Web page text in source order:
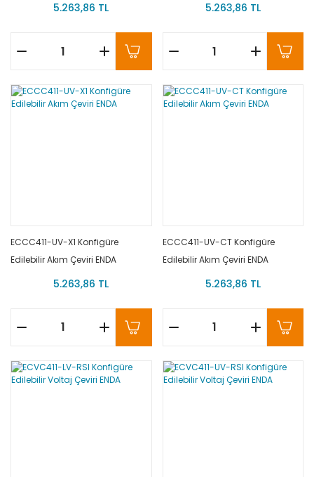
5.263,86 TL 5.263,86 TL
ECCC411-UV-X1 Konfigüre
Edilebilir Akım Çeviri ENDA
5.263,86 TL
ECCC411-UV-CT Konfigüre
Edilebilir Akım Çeviri ENDA
5.263,86 TL